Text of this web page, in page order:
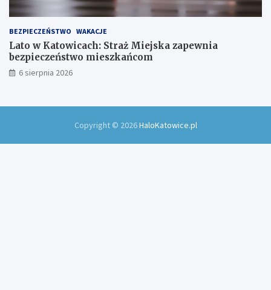
BEZPIECZEŃSTWO WAKACJE
Lato w Katowicach: Straż Miejska zapewnia
bezpieczeństwo mieszkańcom
6 sierpnia 2026
Copyright © 2026HaloKatowice.pl